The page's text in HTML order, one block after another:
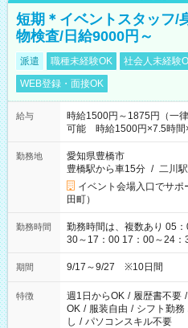
短期＊イベントスタッフ/
物検査/日給9000円～
派遣 職種未経験OK 社会人未経験
WEB登録・面接OK
給与
時給1500円～1875円（一
可能 時給1500円×7.5時間
勤務地
愛知県豊橋市
豊橋駅から車15分 / 二川
イベント会場入口でサ
田町）
勤務時間
勤務時間は、複数あり 05
30～17：00 17：00～24
務もあります。 【休憩】60分+他休憩あり 交替で取得します。
安全面に配慮しこまめな休
期間 9/17～9/27 ※10日間
特徴 週1日からOK / 履歴書不要 /
OK / 服装自由 / シフト勤務
し / パソコンスキル不要